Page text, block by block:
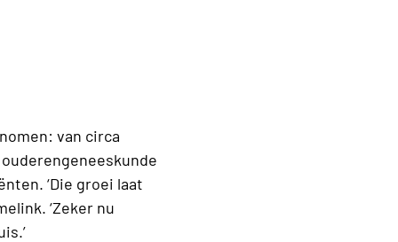
van circa
‘Die groei laat
‘Zeker nu